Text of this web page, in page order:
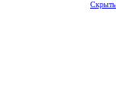
Скрыть